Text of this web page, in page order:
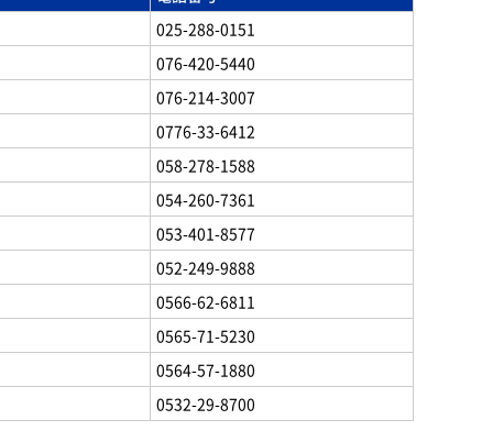
025-288-0151
076-420-5440
076-214-3007
0776-33-6412
058-278-1588
054-260-7361
053-401-8577
052-249-9888
0566-62-6811
0565-71-5230
0564-57-1880
0532-29-8700